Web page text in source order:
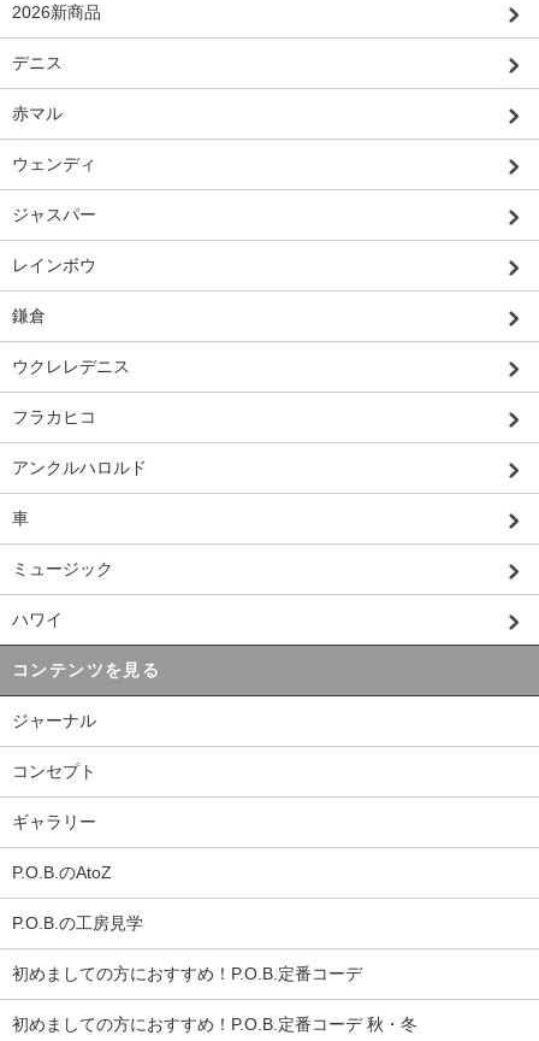
2026新商品
デニス
赤マル
ウェンディ
ジャスパー
レインボウ
鎌倉
ウクレレデニス
フラカヒコ
アンクルハロルド
車
ミュージック
ハワイ
コンテンツを見る
ジャーナル
コンセプト
ギャラリー
P.O.B.のAtoZ
P.O.B.の工房見学
初めましての方におすすめ！P.O.B.定番コーデ
初めましての方におすすめ！P.O.B.定番コーデ 秋・冬